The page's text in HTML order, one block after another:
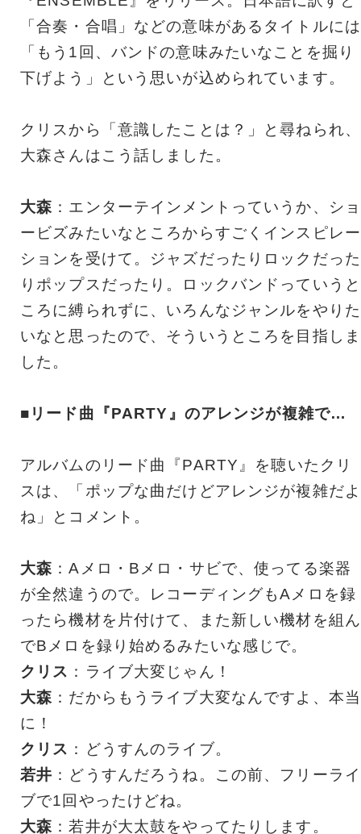
「合奏・合唱」などの意味があるタイトルには
「もう1回、バンドの意味みたいなことを掘り
下げよう」という思いが込められています。
クリスから「意識したことは？」と尋ねられ、
大森さんはこう話しました。
大森 ：エンターテインメントっていうか、ショ
ービズみたいなところからすごくインスピレー
ションを受けて。ジャズだったりロックだった
りポップスだったり。ロックバンドっていうと
ころに縛られずに、いろんなジャンルをやりた
いなと思ったので、そういうところを目指しま
した。
■リード曲『PARTY』のアレンジが複雑で…
アルバムのリード曲『PARTY』を聴いたクリ
スは、「ポップな曲だけどアレンジが複雑だよ
ね」とコメント。
大森 ：Aメロ・Bメロ・サビで、使ってる楽器
が全然違うので。レコーディングもAメロを録
ったら機材を片付けて、また新しい機材を組ん
でBメロを録り始めるみたいな感じで。
クリス ：ライブ大変じゃん！
大森 ：だからもうライブ大変なんですよ、本当
に！
クリス ：どうすんのライブ。
若井 ：どうすんだろうね。この前、フリーライ
ブで1回やったけどね。
大森 ：若井が大太鼓をやってたりします。